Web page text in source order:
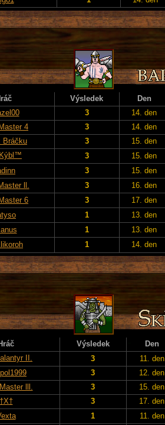
Výsledek Den
3 14. den
4 3 14. den
Bráčku 3 15. den
Kýbl™ 3 15. den
3 15. den
ll. 3 16. den
6 3 17. den
1 13. den
1 13. den
1 14. den
Výsledek Den
II. 3 11. den
3 12. den
lll. 3 15. den
†X† 3 17. den
1 11. den